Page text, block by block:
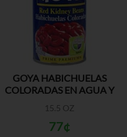
GOYA HABICHUELAS
COLORADAS EN AGUA Y
15.5 OZ
77¢